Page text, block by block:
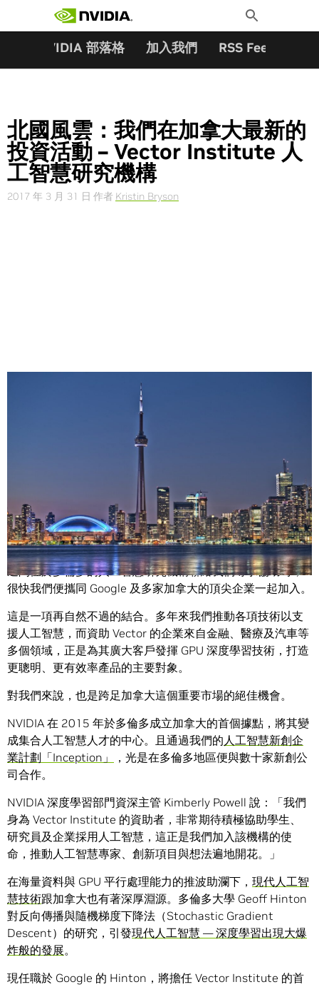
Toggle
Search
NVIDIA 部落格 加入我們 RSS Feeds
北國風雲：我們在加拿大最新的
投資活動 – Vector Institute 人
工智慧研究機構
2017 年 3 月 31 日 作者 Kristin Bryson
我們這週宣布將對新成立的 Vector Institute 投資 500 萬美
元，成為 NVIDIA 與加拿大蓬勃發展的人工智慧領域進行合作
的最新一個例子。
這間位於多倫多的人工智慧研究機構聯絡我們尋求協助時，
很快我們便攜同 Google 及多家加拿大的頂尖企業一起加入。
這是一項再自然不過的結合。多年來我們推動各項技術以支
援人工智慧，而資助 Vector 的企業來自金融、醫療及汽車等
多個領域，正是為其廣大客戶發揮 GPU 深度學習技術，打造
更聰明、更有效率產品的主要對象。
對我們來說，也是跨足加拿大這個重要市場的絕佳機會。
NVIDIA 在 2015 年於多倫多成立加拿大的首個據點，將其變
成集合人工智慧人才的中心。且通過我們的人工智慧新創企
業計劃「Inception」
，光是在多倫多地區便與數十家新創公
司合作。
NVIDIA 深度學習部門資深主管 Kimberly Powell 說：「我們
身為 Vector Institute 的資助者，非常期待積極協助學生、
研究員及企業採用人工智慧，這正是我們加入該機構的使
命，推動人工智慧專家、創新項目與想法遍地開花。」
在海量資料與 GPU 平行處理能力的推波助瀾下， 現代人工智
慧技術跟加拿大也有著深厚淵源。多倫多大學 Geoff Hinton
對反向傳播與隨機梯度下降法（Stochastic Gradient
Descent）的研究，引發現代人工智慧 — 深度學習出現大爆
炸般的發展。
現任職於 Google 的 Hinton，將擔任 Vector Institute 的首